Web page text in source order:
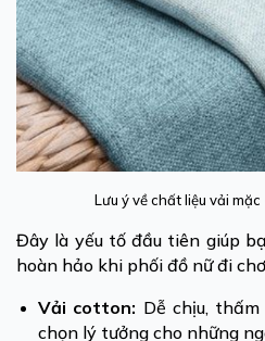
Lưu ý về chất liệu vải
Đây là yếu tố đầu tiên giúp
hoàn hảo khi phối đồ nữ đi
Vải cotton: Dễ chịu,
chọn lý tưởng cho những